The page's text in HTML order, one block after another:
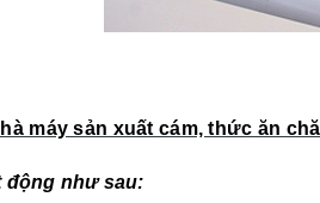
máy sản xuất cám, thức ăn
động như sau: